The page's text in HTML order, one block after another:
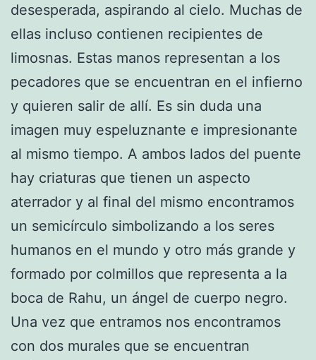
desesperada, aspirando al cielo. Muchas de
ellas incluso contienen recipientes de
limosnas. Estas manos representan a los
pecadores que se encuentran en el infierno
y quieren salir de allí. Es sin duda una
imagen muy espeluznante e impresionante
al mismo tiempo. A ambos lados del puente
hay criaturas que tienen un aspecto
aterrador y al final del mismo encontramos
un semicírculo simbolizando a los seres
humanos en el mundo y otro más grande y
formado por colmillos que representa a la
boca de Rahu, un ángel de cuerpo negro.
Una vez que entramos nos encontramos
con dos murales que se encuentran